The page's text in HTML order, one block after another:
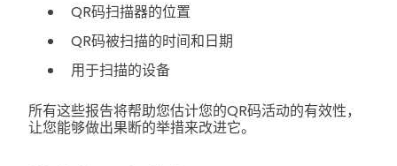
QR码扫描器的位置
QR码被扫描的时间和日期
用于扫描的设备
所有这些报告将帮助您估计您的QR码活动的有效性，
让您能够做出果断的举措来改进它。